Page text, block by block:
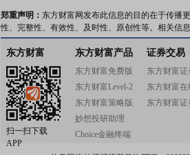
郑重声明： 东方财富网发布此信息的目的在于传播
性、完整性、有效性、及时性、原创性等。相关信
东方财富
扫一扫下载
APP
东方财富产品
东方财富免费版
东方财富Level-2
东方财富策略版
妙想投研助理
Choice金融终端
证券交易
东方财富证
东方财富在
东方财富证